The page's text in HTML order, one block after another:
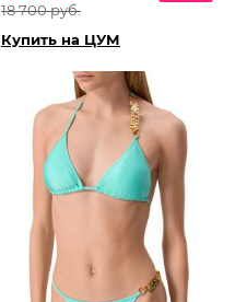
18 700 руб.
Купить на ЦУМ